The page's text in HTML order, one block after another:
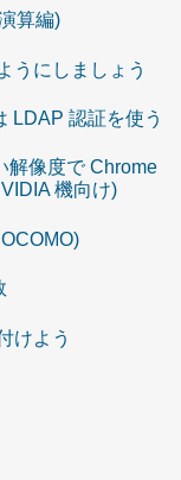
算編)
うにしましょう
LDAP 認証を使う
解像度で Chrome
機向け)
けよう